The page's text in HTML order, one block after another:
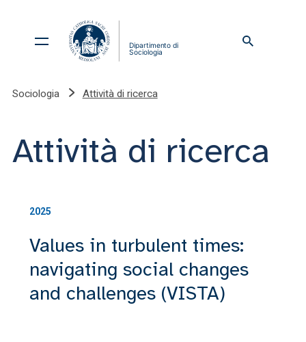
Sociologia Attività di ricerca
Attività di ricerca
2025
Values in turbulent times:
navigating social changes
and challenges (VISTA)